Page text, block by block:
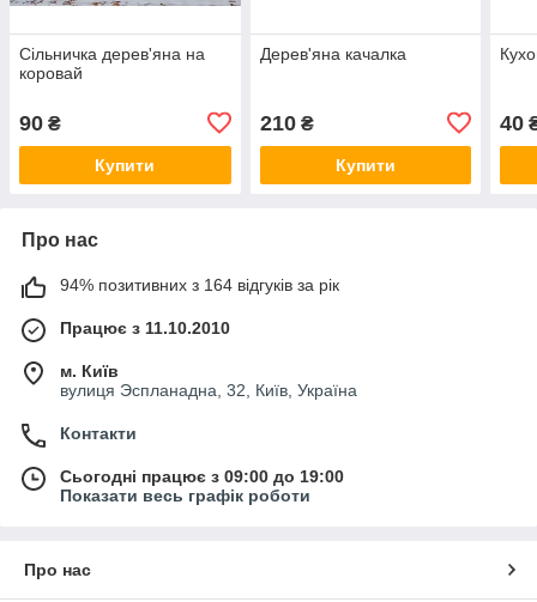
Сільничка дерев'яна на
коровай
90 ₴
Купити
Дерев'яна качалка
210₴
Купити
40
Про нас
94% позитивних з 164 відгуків за рік
Працює з 11.10.2010
м. Київ
вулиця Эспланадна, 32, Київ, Україна
Контакти
Сьогодні працює з 09:00 до 19:00
Показати весь графік роботи
Про нас